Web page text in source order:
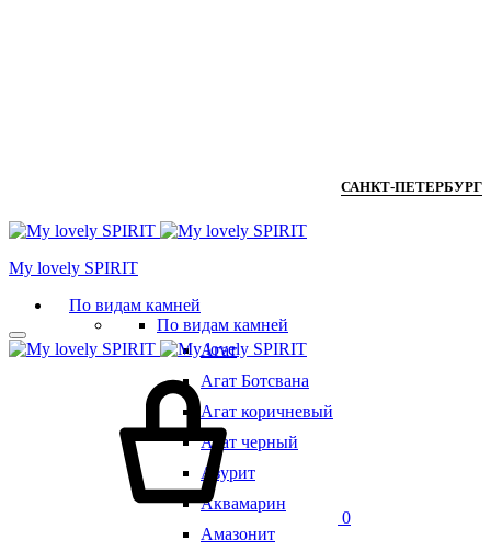
САНКТ-ПЕТЕРБУРГ
Мy lovely SPIRIT
По видам камней
По видам камней
Агат
Агат Ботсвана
Агат коричневый
Агат черный
Азурит
Аквамарин
Амазонит
0